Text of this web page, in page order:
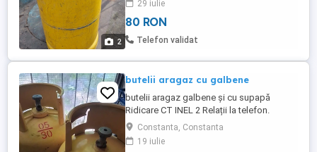
2
29 iulie
80 RON
Telefon validat
butelii aragaz cu galbene
butelii aragaz galbene și cu supapă
Ridicare CT INEL 2 Relații la telefon.
Constanta, Constanta
19 iulie